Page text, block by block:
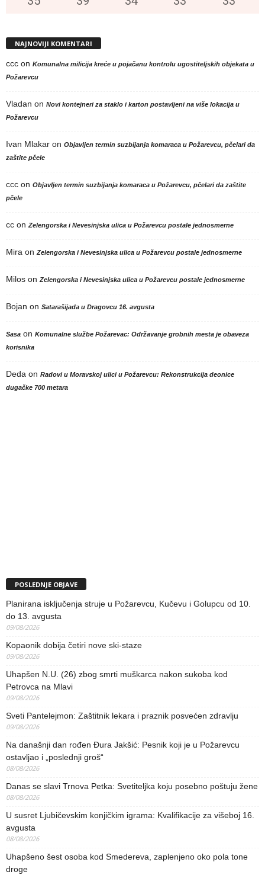
NAJNOVIJI KOMENTARI
ccc on Komunalna milicija kreće u pojačanu kontrolu ugostiteljskih objekata u
Požarevcu
Vladan on Novi kontejneri za staklo i karton postavljeni na više lokacija u
Požarevcu
Ivan Mlakar on Objavljen termin suzbijanja komaraca u Požarevcu, pčelari da
zaštite pčele
ccc on Objavljen termin suzbijanja komaraca u Požarevcu, pčelari da zaštite
pčele
cc on Zelengorska i Nevesinjska ulica u Požarevcu postale jednosmerne
Mira on Zelengorska i Nevesinjska ulica u Požarevcu postale jednosmerne
Milos on Zelengorska i Nevesinjska ulica u Požarevcu postale jednosmerne
Bojan on Satarašijada u Dragovcu 16. avgusta
Sasa on Komunalne službe Požarevac: Održavanje grobnih mesta je obaveza
korisnika
Deda on Radovi u Moravskoj ulici u Požarevcu: Rekonstrukcija deonice
dugačke 700 metara
POSLEDNJE OBJAVE
Planirana isključenja struje u Požarevcu, Kučevu i Golupcu od 10.
do 13. avgusta
09/08/2026
Kopaonik dobija četiri nove ski-staze
09/08/2026
Uhapšen N.U. (26) zbog smrti muškarca nakon sukoba kod
Petrovca na Mlavi
09/08/2026
Sveti Pantelejmon: Zaštitnik lekara i praznik posvećen zdravlju
09/08/2026
Na današnji dan rođen Đura Jakšić: Pesnik koji je u Požarevcu
ostavljao i „poslednji groš“
08/08/2026
Danas se slavi Trnova Petka: Svetiteljka koju posebno poštuju žene
08/08/2026
U susret Ljubičevskim konjičkim igrama: Kvalifikacije za višeboj 16.
avgusta
08/08/2026
Uhapšeno šest osoba kod Smedereva, zaplenjeno oko pola tone
droge